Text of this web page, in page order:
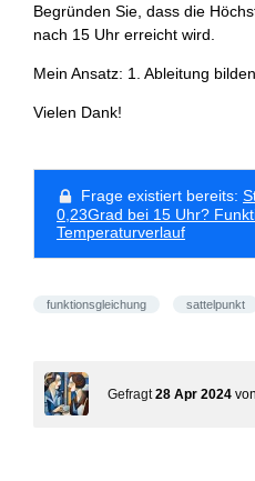
Begründen Sie, dass die
nach 15 Uhr erreicht wird.
Mein Ansatz: 1. Ableitung
Vielen Dank!
Frage existiert bereits:
0,23Grad bei 15 Uhr?
Temperaturverlauf
funktionsgleichung sattelpunkt
Gefragt 28 Apr 2024 von